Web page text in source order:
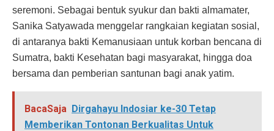
seremoni. Sebagai bentuk syukur dan bakti almamater,
Sanika Satyawada menggelar rangkaian kegiatan sosial,
di antaranya bakti Kemanusiaan untuk korban bencana di
Sumatra, bakti Kesehatan bagi masyarakat, hingga doa
bersama dan pemberian santunan bagi anak yatim.
BacaSaja Dirgahayu Indosiar ke-30 Tetap
Memberikan Tontonan Berkualitas Untuk